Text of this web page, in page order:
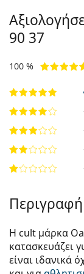
90 37
100 %
Η cult μάρκα
κατασκευάζει
είναι ιδανικά